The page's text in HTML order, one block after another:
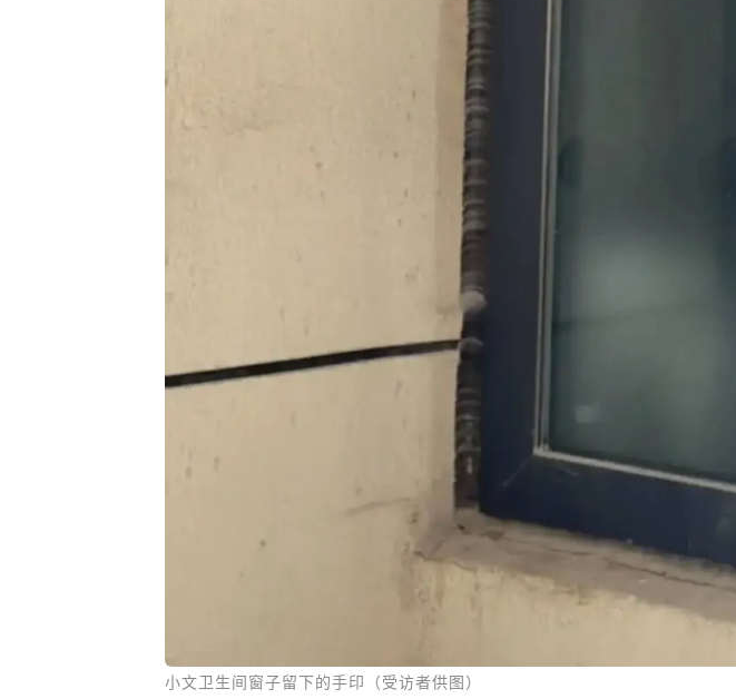
小文卫生间窗子留下的手印（受访者供图）